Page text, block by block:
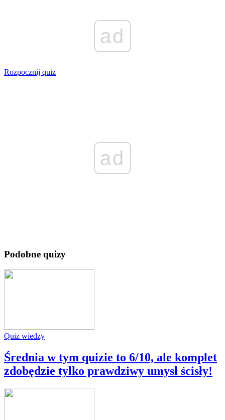
ad
Rozpocznij quiz
ad
Podobne quizy
Quiz wiedzy
Średnia w tym quizie to 6/10, ale komplet
zdobędzie tylko prawdziwy umysł ścisły!